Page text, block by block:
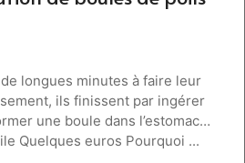
longues minutes à faire leur
ils finissent par ingérer
une boule dans l’estomac…
Quelques euros Pourquoi ...